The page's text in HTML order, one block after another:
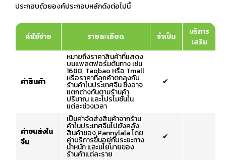
ประกอบด้วยองค์ประกอบหลักดังต่อไปนี้
ค่าใช้จ่าย รายละเอียด จำเป็น
บริการ
เสริม
ค่าสินค้า
หมายถึงราคาสินค้าที่แสดง
บนแพลตฟอร์มต้นทาง เช่น
1688, Taobao หรือ Tmall
หรือราคาที่ลูกค้าตกลงกับ
ร้านค้าในประเทศจีน ซึ่งอาจ
แตกต่างกันตามร้านค้า
ปริมาณ และโปรโมชั่นใน
แต่ละช่วงเวลา
✔
ค่าขนส่งใน
จีน
เป็นค่าจัดส่งสินค้าจากร้าน
ค้าในประเทศจีนไปยังคลัง
สินค้าของ Pannylala โดย
ค่าบริการขึ้นอยู่กับระยะทาง
น้ำหนัก และนโยบายของ
ร้านค้าแต่ละราย
✔